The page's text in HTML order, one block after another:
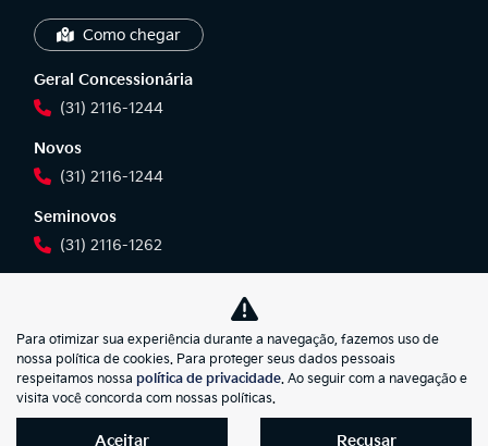
Como chegar
Geral Concessionária
(31) 2116-1244
Novos
(31) 2116-1244
Seminovos
(31) 2116-1262
Peças
(31) 2101-5080
Veículos Novos
Para otimizar sua experiência durante a navegação, fazemos uso de
nossa política de cookies. Para proteger seus dados pessoais
respeitamos nossa política de privacidade. Ao seguir com a navegação e
visita você concorda com nossas políticas.
Aceitar Recusar